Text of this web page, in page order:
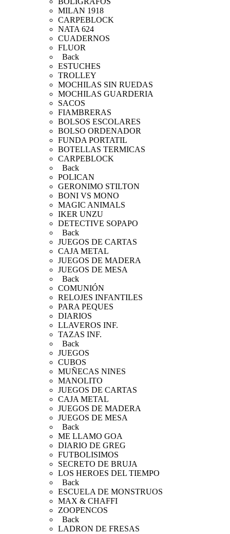
MILAN 1918
CARPEBLOCK
NATA 624
CUADERNOS
FLUOR
Back
ESTUCHES
TROLLEY
MOCHILAS SIN RUEDAS
MOCHILAS GUARDERIA
SACOS
FIAMBRERAS
BOLSOS ESCOLARES
BOLSO ORDENADOR
FUNDA PORTATIL
BOTELLAS TERMICAS
CARPEBLOCK
Back
POLICAN
GERONIMO STILTON
BONI VS MONO
MAGIC ANIMALS
IKER UNZU
DETECTIVE SOPAPO
Back
JUEGOS DE CARTAS
CAJA METAL
JUEGOS DE MADERA
JUEGOS DE MESA
Back
COMUNIÓN
RELOJES INFANTILES
PARA PEQUES
DIARIOS
LLAVEROS INF.
TAZAS INF.
Back
JUEGOS
CUBOS
MUÑECAS NINES
MANOLITO
JUEGOS DE CARTAS
CAJA METAL
JUEGOS DE MADERA
JUEGOS DE MESA
Back
ME LLAMO GOA
DIARIO DE GREG
FUTBOLISIMOS
SECRETO DE BRUJA
LOS HEROES DEL TIEMPO
Back
ESCUELA DE MONSTRUOS
MAX & CHAFFI
ZOOPENCOS
Back
LADRON DE FRESAS